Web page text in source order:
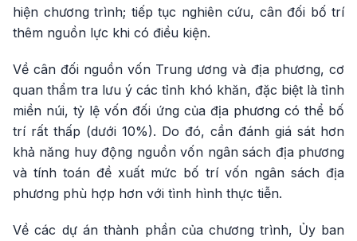
hiện chương trình; tiếp tục nghiên cứu, cân đối bố trí
thêm nguồn lực khi có điều kiện.
Về cân đối nguồn vốn Trung ương và địa phương, cơ
quan thẩm tra lưu ý các tỉnh khó khăn, đặc biệt là tỉnh
miền núi, tỷ lệ vốn đối ứng của địa phương có thể bố
trí rất thấp (dưới 10%). Do đó, cần đánh giá sát hơn
khả năng huy động nguồn vốn ngân sách địa phương
và tính toán đề xuất mức bố trí vốn ngân sách địa
phương phù hợp hơn với tình hình thực tiễn.
Về các dự án thành phần của chương trình, Ủy ban